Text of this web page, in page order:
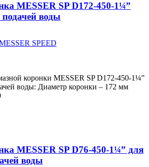
MESSER SP D172-450-1¼”
подачей воды
SPEED
коронки MESSER SP D172-450-1¼”
воды: Диаметр коронки – 172 мм
MESSER SP D76-450-1¼” для
воды